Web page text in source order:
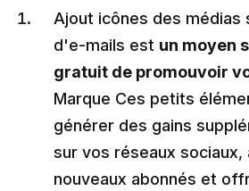
Ajout icônes des médias
d'e-mails est un moyen
gratuit de promouvoir
Marque Ces petits
générer des gains
sur vos réseaux
nouveaux abonnés et